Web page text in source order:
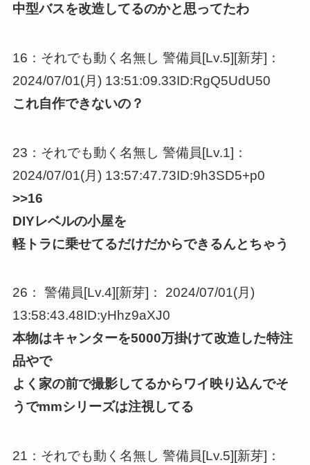
中型バスを改造してるのかと思ってたわ
16：それでも動く名無し 警備員[Lv.5][新芽]：
2024/07/01(月) 13:51:09.33ID:RgQ5UdU50
これ自作できないの？
23：それでも動く名無し 警備員[Lv.1]：
2024/07/01(月) 13:57:47.73ID:9h3SD5+p0
>>16
DIYレベルの小屋を
軽トラに乗せてるだけだからできるんとちゃう
26： 警備員[Lv.4][新芽]： 2024/07/01(月)
13:58:43.48ID:yHhz9aXJ0
本物はキャンターを5000万掛けて改造した特注
品やで
よく家の前で撮影してるからワイ映り込んでそ
うでmmシリーズは注視してる
21：それでも動く名無し 警備員[Lv.5][新芽]：